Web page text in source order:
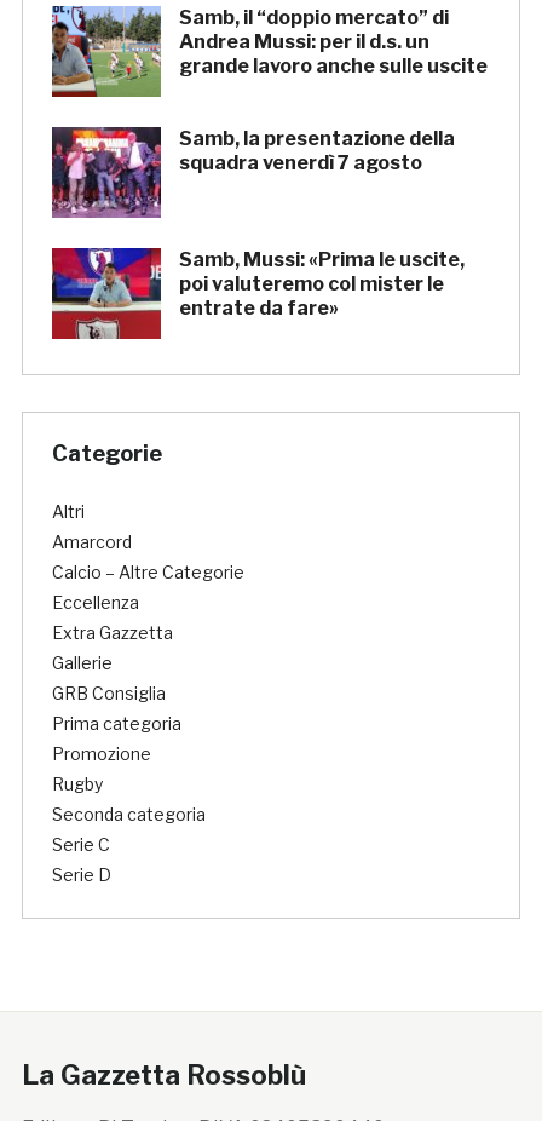
Samb, il “doppio mercato” di
Andrea Mussi: per il d.s. un
grande lavoro anche sulle uscite
Samb, la presentazione della
squadra venerdì 7 agosto
Samb, Mussi: «Prima le uscite,
poi valuteremo col mister le
entrate da fare»
Categorie
Altri
Amarcord
Calcio – Altre Categorie
Eccellenza
Extra Gazzetta
Gallerie
GRB Consiglia
Prima categoria
Promozione
Rugby
Seconda categoria
Serie C
Serie D
La Gazzetta Rossoblù